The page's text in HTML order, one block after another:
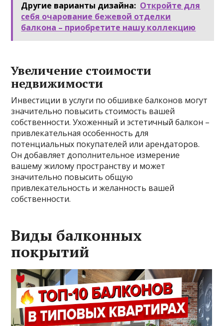
Другие варианты дизайна: Откройте для
себя очарование бежевой отделки
балкона – приобретите нашу коллекцию
Увеличение стоимости
недвижимости
Инвестиции в услуги по обшивке балконов могут
значительно повысить стоимость вашей
собственности. Ухоженный и эстетичный балкон –
привлекательная особенность для
потенциальных покупателей или арендаторов.
Он добавляет дополнительное измерение
вашему жилому пространству и может
значительно повысить общую
привлекательность и желанность вашей
собственности.
Виды балконных
покрытий